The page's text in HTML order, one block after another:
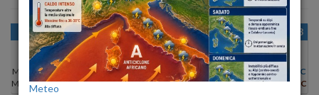
OGGI
Min:
18°C
Max:22°C
SAB 08
Min:
19°C
Max:21°C
DOM 09
Min:18°C
Max:24°C
LUN 10
Min:18°C
Max:27°C
MAR 11
Min:
18°C
Max:26°C
MER 12
Min:17°C
Max:23°C
GIO 13
Min:
17°C
Max:24°C
Meteo